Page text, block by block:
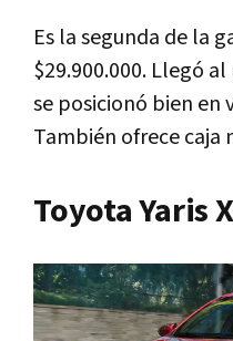
Es la segunda de la
$29.900.000. Llegó
se posicionó bien en
También ofrece caja
Toyota Yaris